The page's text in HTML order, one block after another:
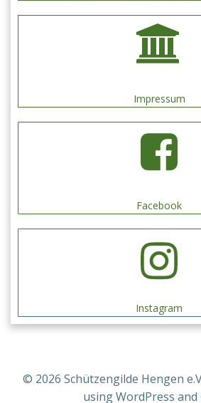
Impressum
Facebook
Instagram
© 2026 Schützengilde Hengen
using WordPress and